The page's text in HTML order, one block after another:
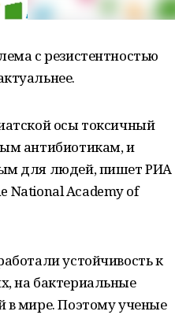
с резистентностью
осы токсичный
антибиотикам, и
для людей, пишет РИА
National Academy of
устойчивость к
на бактериальные
в мире. Поэтому ученые